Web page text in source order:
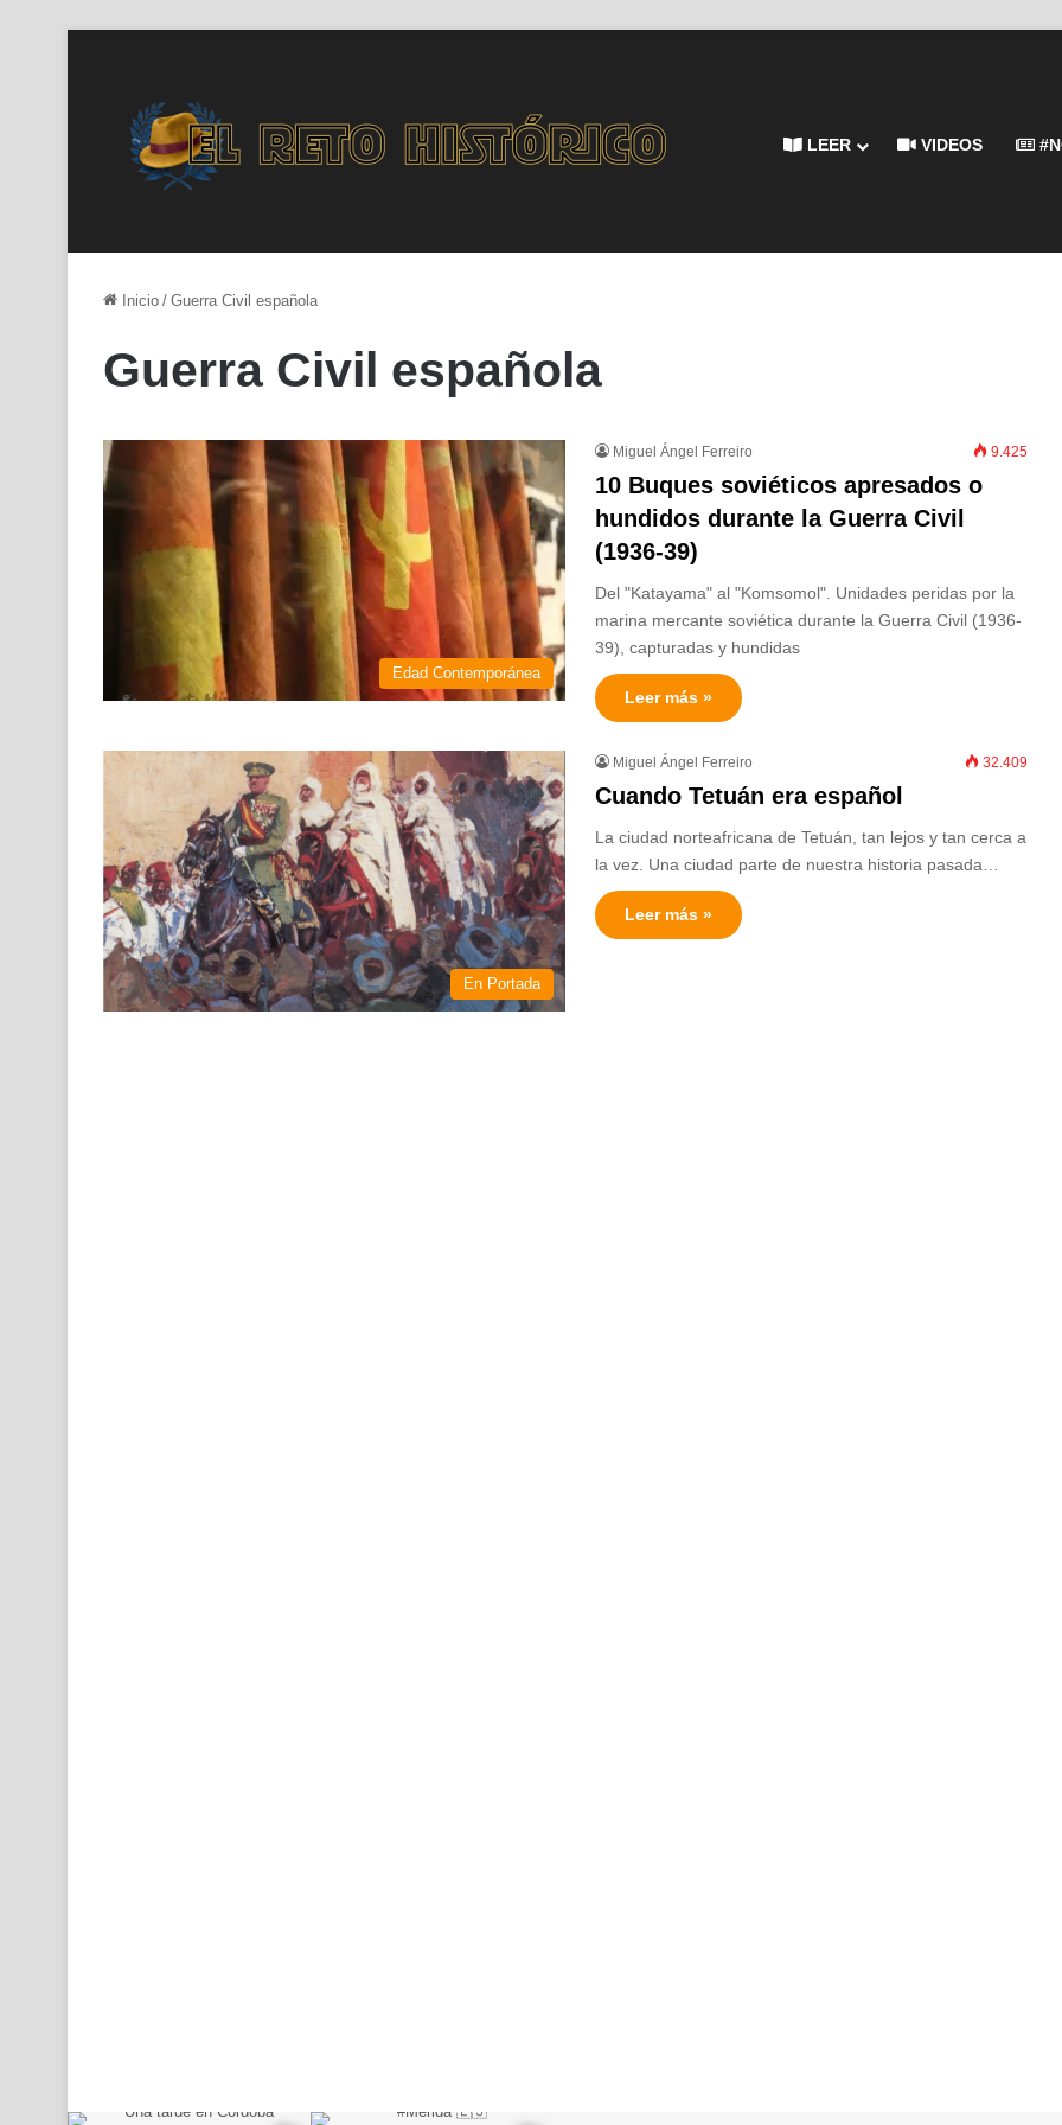
LEER VIDEOS
Inicio / Guerra Civil española
Guerra Civil española
Edad Contemporánea
Miguel Ángel Ferreiro 9.425
10 Buques soviéticos apresados o
hundidos durante la Guerra Civil
(1936-39)
Del "Katayama" al "Komsomol". Unidades peridas por la
marina mercante soviética durante la Guerra Civil (1936-
39), capturadas y hundidas
Leer más »
En Portada
Miguel Ángel Ferreiro 32.409
Cuando Tetuán era español
La ciudad norteafricana de Tetuán, tan lejos y tan cerca a
la vez. Una ciudad parte de nuestra historia pasada…
Leer más »